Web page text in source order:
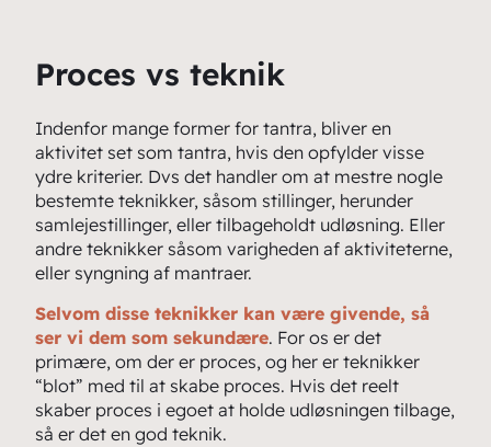
Proces vs teknik
Indenfor mange former for tantra, bliver en
aktivitet set som tantra, hvis den opfylder visse
ydre kriterier. Dvs det handler om at mestre nogle
bestemte teknikker, såsom stillinger, herunder
samlejestillinger, eller tilbageholdt udløsning. Eller
andre teknikker såsom varigheden af aktiviteterne,
eller syngning af mantraer.
Selvom disse teknikker kan være givende, så
ser vi dem som sekundære. For os er det
primære, om der er proces, og her er teknikker
“blot” med til at skabe proces. Hvis det reelt
skaber proces i egoet at holde udløsningen tilbage,
så er det en god teknik.